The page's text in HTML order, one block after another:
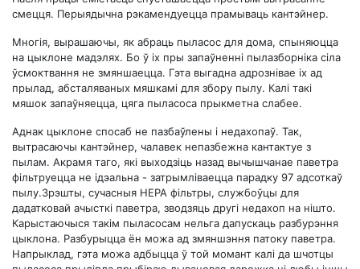
смецця. Перыядычна рэкамендуецца прамываць кантэйнер.
Многія, вырашаючы, як абраць пыласос для дома, спыняюцца
на цыклоне мадэлях. Бо ў іх пры запаўненні пылазборніка сіла
ўсмоктвання не змяншаецца. Гэта выгадна адрознівае іх ад
прылад, абсталяваных мяшкамі для збору пылу. Калі такі
мяшок запаўняецца, цяга пыласоса прыкметна слабее.
Аднак цыклоне спосаб не пазбаўлены і недахопаў. Так,
вытрасаючы кантэйнер, чалавек непазбежна кантактуе з
пылам. Акрамя таго, які выходзіць назад вычышчанае паветра
фільтруецца не ідэальна - затрымліваецца парадку 97 адсоткаў
пылу.Зрэшты, сучасныя НЕРА фільтры, службоўцы для
дадатковай ачысткі паветра, зводзяць другі недахоп на нішто.
Карыстаючыся такім пыласосам нельга дапускаць разбурэння
цыклона. Разбурыцца ён можа ад змяншэння патоку паветра.
Напрыклад, гэта можа адбыцца ў той момант калі да шчотцы